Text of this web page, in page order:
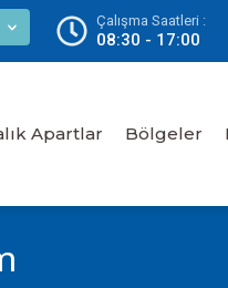
Çalışma Saatleri :
08:30 - 17:00
Apartlar Bölgeler